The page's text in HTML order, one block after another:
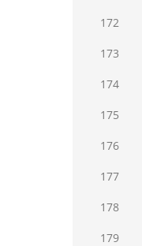
172
173
174
175
176
177
178
179